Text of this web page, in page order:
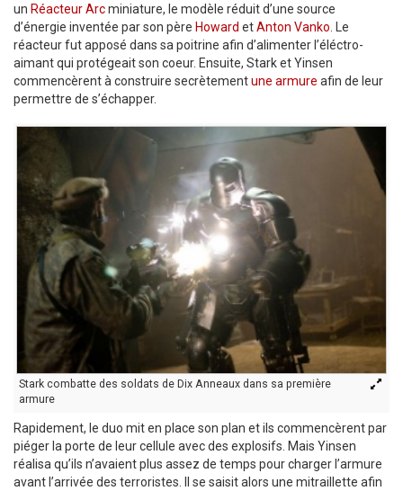
un Réacteur Arcminiature, le modèle réduit d’une source
d’énergie inventée par son père Howard etAnton Vanko. Le
réacteur fut apposé dans sa poitrine afin d’alimenter l’éléctro-
aimant qui protégeait son coeur. Ensuite, Stark et Yinsen
commencèrent à construire secrètementune armure afin de leur
permettre de s’échapper.
Stark combatte des soldats de Dix Anneaux dans sa première
armure
Rapidement, le duo mit en place son plan et ils commencèrent par
piéger la porte de leur cellule avec des explosifs. Mais Yinsen
réalisa qu’ils n’avaient plus assez de temps pour charger l’armure
avant l’arrivée des terroristes. Il se saisit alors une mitraillette afin